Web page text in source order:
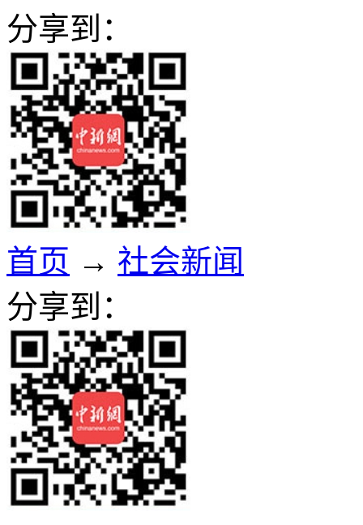
分享到：
首页 → 社会新闻
分享到：